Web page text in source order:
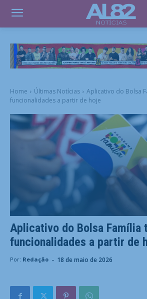
Home Últimas Notícias
Aplicativo do Bolsa
funcionalidades a partir de hoje
Aplicativo do Bolsa Família
funcionalidades a partir de
Por: Redação - 18 de maio de 2026